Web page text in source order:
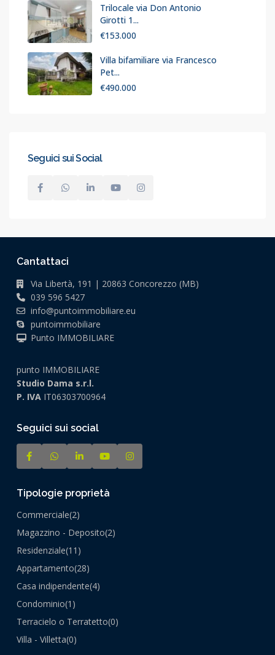
Trilocale via Don Antonio
Girotti 1...
€153.000
Villa bifamiliare via Francesco
Pet...
€490.000
Seguici sui Social
Cantattaci
Via Libertà, 191 | 20863 Concorezzo (MB)
039 596 5427
info@puntoimmobiliare.eu
puntoimmobiliare
Punto IMMOBILIARE
punto IMMOBILIARE
Studio Dama s.r.l.
P. IVA IT06303700964
Seguici sui social
Tipologie proprietà
Commerciale(2)
Magazzino - Deposito(2)
Residenziale(11)
Appartamento(28)
Casa indipendente(4)
Condominio(1)
Terracielo o Terratetto(0)
Villa - Villetta(0)